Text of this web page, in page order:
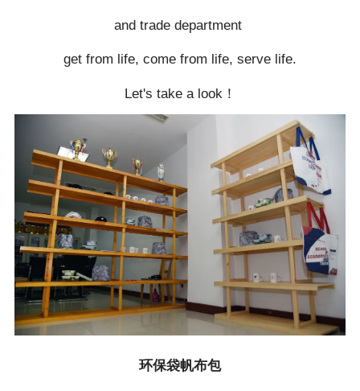
and trade department
get from life, come from life, serve life.
Let's take a look！
环保袋帆布包